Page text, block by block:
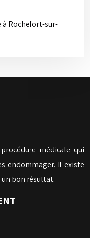
à Rochefort-sur-
médicale qui
endommager. Il existe
bon résultat.